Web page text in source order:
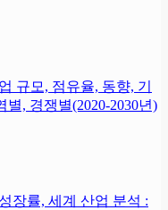
규모, 점유율, 동향, 기
, 경쟁별(2020-2030년)
장률, 세계 산업 분석 :